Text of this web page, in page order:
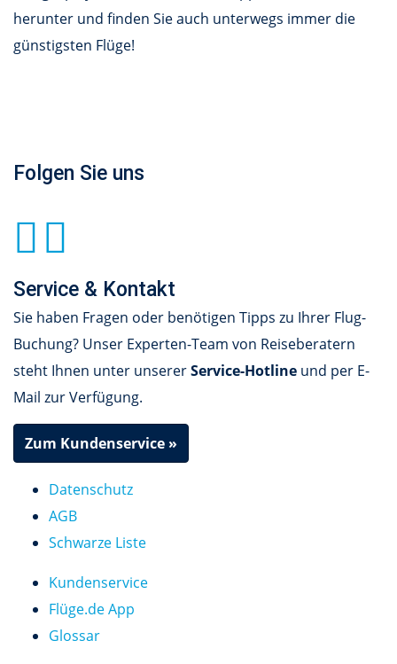
herunter und finden Sie auch unterwegs immer die
günstigsten Flüge!
Folgen Sie uns
Service & Kontakt
Sie haben Fragen oder benötigen Tipps zu Ihrer Flug-
Buchung? Unser Experten-Team von Reiseberatern
steht Ihnen unter unsererService-Hotline und per E-
Mail zur Verfügung.
Zum Kundenservice »
Datenschutz
AGB
Schwarze Liste
Kundenservice
Flüge.de App
Glossar